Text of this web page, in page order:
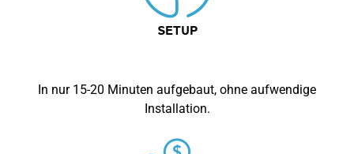
SETUP
In nur 15-20 Minuten aufgebaut, ohne aufwendige
Installation.